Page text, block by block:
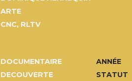
ARTE
CNC, RLTV
DOCUMENTAIRE
DECOUVERTE
ANNÉE
STATUT